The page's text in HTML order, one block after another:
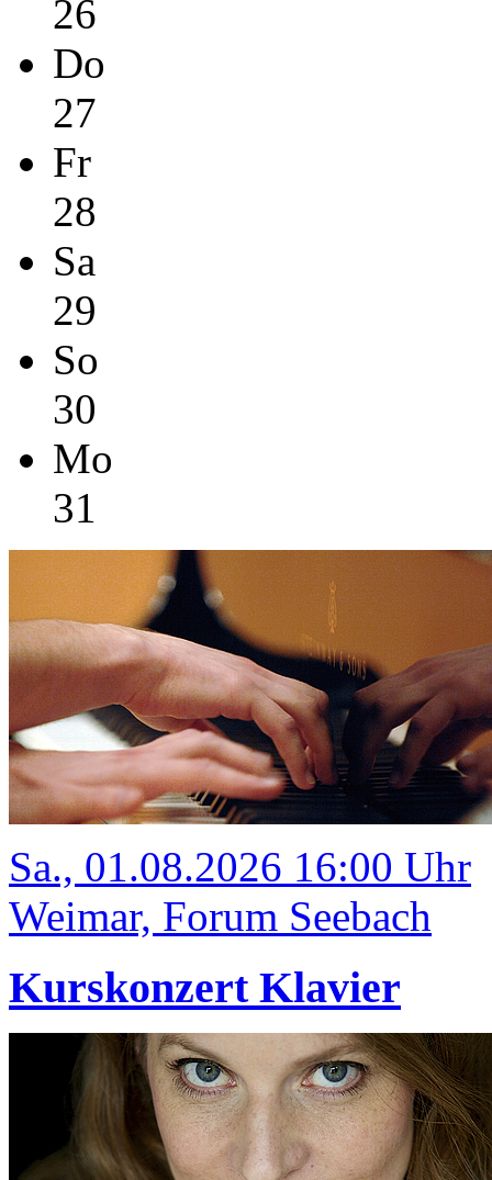
26
Do
27
Fr
28
Sa
29
So
30
Mo
31
Sa., 01.08.2026 16:00 Uhr
Weimar, Forum Seebach
Kurskonzert Klavier